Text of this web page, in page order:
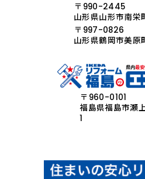
〒990-2445
山形県山形市南栄
〒997-0826
山形県鶴岡市美
〒960-0101
福島県福島市瀬
1